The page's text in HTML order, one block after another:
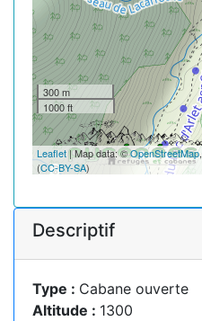
300 m
1000 ft
Leaflet| Map data: ©OpenStreetMap,
(CC-BY-SA)
Descriptif
Type : Cabane ouverte
Altitude : 1300